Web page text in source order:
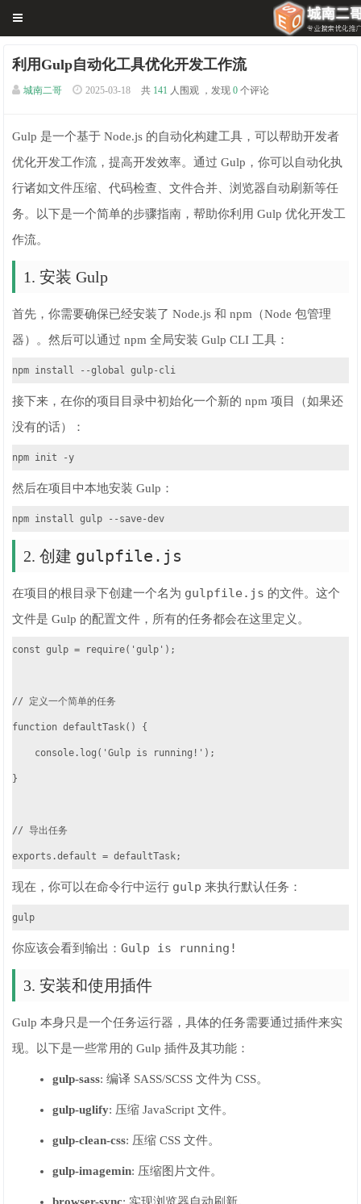
利用Gulp自动化工具优化开发工作流
城南二哥 2025-03-18 共 141 人围观 ，发现 0 个评论
Gulp 是一个基于 Node.js 的自动化构建工具，可以帮助开发者
优化开发工作流，提高开发效率。通过 Gulp，你可以自动化执
行诸如文件压缩、代码检查、文件合并、浏览器自动刷新等任
务。以下是一个简单的步骤指南，帮助你利用 Gulp 优化开发工
作流。
1. 安装 Gulp
首先，你需要确保已经安装了 Node.js 和 npm（Node 包管理
器）。然后可以通过 npm 全局安装 Gulp CLI 工具：
npm install --global gulp-cli
接下来，在你的项目目录中初始化一个新的 npm 项目（如果还
没有的话）：
npm init -y
然后在项目中本地安装 Gulp：
npm install gulp --save-dev
2. 创建 gulpfile.js
在项目的根目录下创建一个名为 gulpfile.js 的文件。这个
文件是 Gulp 的配置文件，所有的任务都会在这里定义。
const gulp = require('gulp');
// 定义一个简单的任务
function defaultTask() {
    console.log('Gulp is running!');
}
// 导出任务
exports.default = defaultTask;
现在，你可以在命令行中运行 gulp 来执行默认任务：
gulp
你应该会看到输出：Gulp is running!
3. 安装和使用插件
Gulp 本身只是一个任务运行器，具体的任务需要通过插件来实
现。以下是一些常用的 Gulp 插件及其功能：
gulp-sass: 编译 SASS/SCSS 文件为 CSS。
gulp-uglify: 压缩 JavaScript 文件。
gulp-clean-css: 压缩 CSS 文件。
gulp-imagemin: 压缩图片文件。